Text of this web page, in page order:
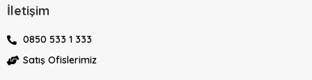
İletişim
0850 533 1 333
Satış Ofislerimiz